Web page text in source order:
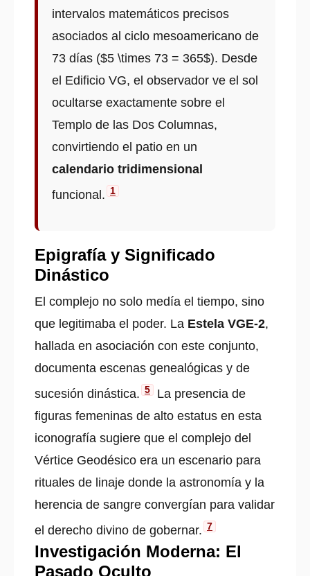
intervalos matemáticos precisos
asociados al ciclo mesoamericano de
73 días ($5 \times 73 = 365$). Desde
el Edificio VG, el observador ve el sol
ocultarse exactamente sobre el
Templo de las Dos Columnas,
convirtiendo el patio en un
calendario tridimensional
funcional. 1
Epigrafía y Significado
Dinástico
El complejo no solo medía el tiempo, sino
que legitimaba el poder. La Estela VGE-2,
hallada en asociación con este conjunto,
documenta escenas genealógicas y de
sucesión dinástica. 5
La presencia de
figuras femeninas de alto estatus en esta
iconografía sugiere que el complejo del
Vértice Geodésico era un escenario para
rituales de linaje donde la astronomía y la
herencia de sangre convergían para validar
el derecho divino de gobernar. 7
Investigación Moderna: El
Pasado Oculto